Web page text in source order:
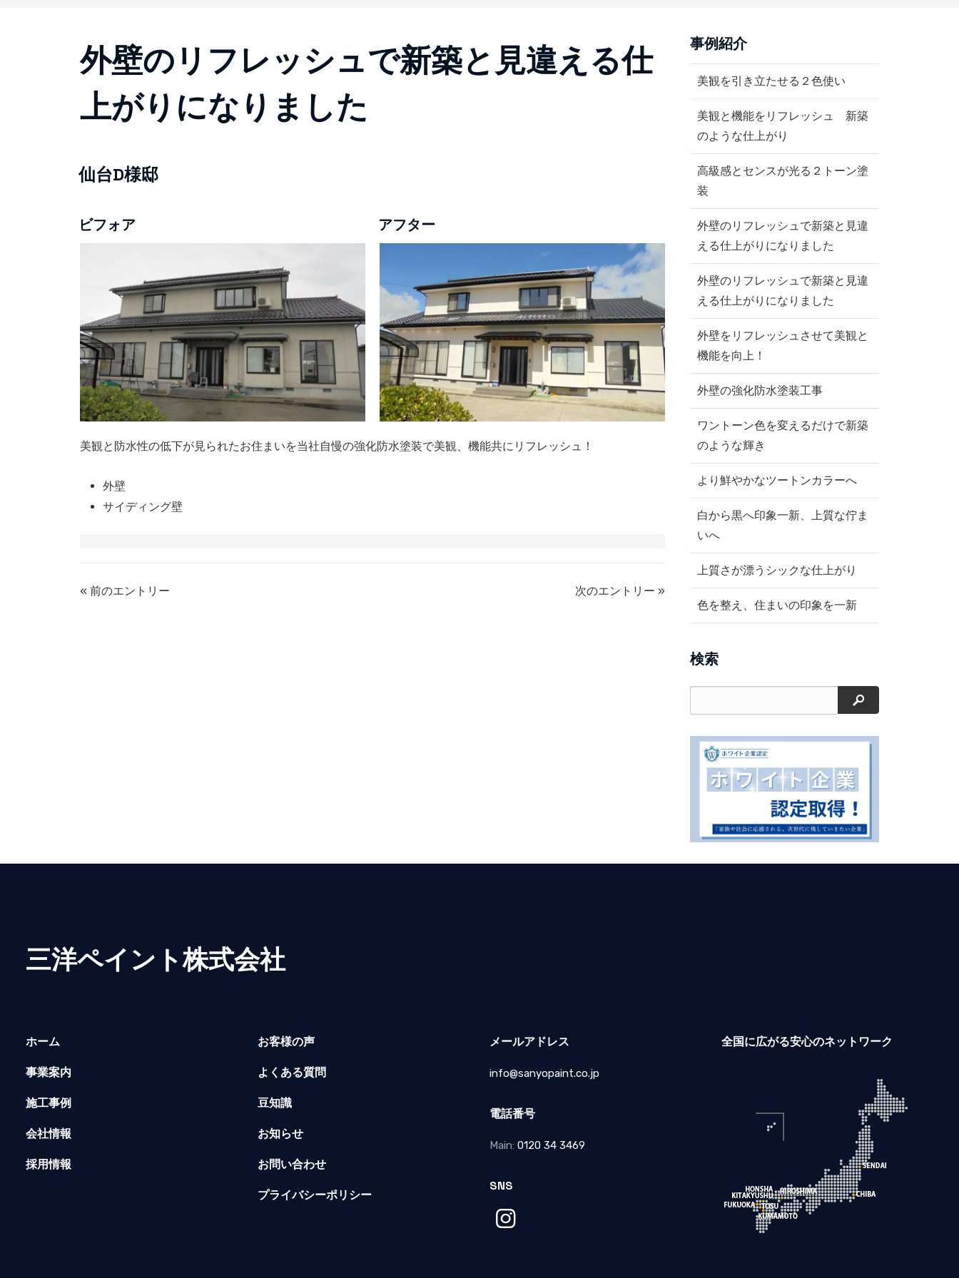
外壁のリフレッシュで新築と見違える仕
上がりになりました
仙台D様邸
ビフォア アフター
美観と防水性の低下が見られたお住まいを当社自慢の強化防水塗装で美観、機能共にリフレッシュ！
外壁
サイディング壁
« 前のエントリー 次のエントリー »
事例紹介
美観を引き立たせる２色使い
美観と機能をリフレッシュ 新築
のような仕上がり
高級感とセンスが光る２トーン塗
装
外壁のリフレッシュで新築と見違
える仕上がりになりました
外壁のリフレッシュで新築と見違
える仕上がりになりました
外壁をリフレッシュさせて美観と
機能を向上！
外壁の強化防水塗装工事
ワントーン色を変えるだけで新築
のような輝き
より鮮やかなツートンカラーへ
白から黒へ印象一新、上質な佇ま
いへ
上質さが漂うシックな仕上がり
色を整え、住まいの印象を一新
検索
検索
三洋ペイント株式会社
ホーム
事業案内
施工事例
会社情報
採用情報
お客様の声
よくある質問
豆知識
お知らせ
お問い合わせ
プライバシーポリシー
メールアドレス
info@sanyopaint.co.jp
電話番号
Main:0120 34 3469
SNS
全国に広がる安心のネットワーク